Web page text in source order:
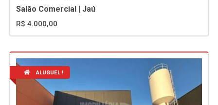
Salão Comercial | Jaú
R$ 4.000,00
ALUGUEL !